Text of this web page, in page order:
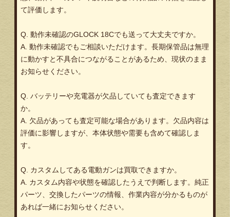
て評価します。
Q. 動作未確認のGLOCK 18Cでも送って大丈夫ですか。
A. 動作未確認でもご相談いただけます。長期保管品は無理
に動かすと不具合につながることがあるため、現状のまま
お知らせください。
Q. バッテリーや充電器が欠品していても査定できます
か。
A. 欠品があっても査定可能な場合があります。欠品内容は
評価に影響しますが、本体状態や需要も含めて確認しま
す。
Q. カスタムしてある電動ガンは買取できますか。
A. カスタム内容や状態を確認したうえで判断します。純正
パーツ、交換したパーツの情報、作業内容が分かるものが
あれば一緒にお知らせください。